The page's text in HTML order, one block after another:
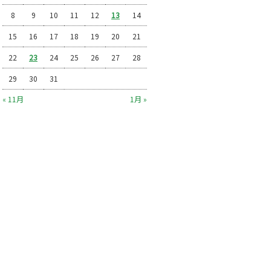
« 11月 1月 »
8 9 10 11 12 13 14
15 16 17 18 19 20 21
22 23 24 25 26 27 28
29 30 31